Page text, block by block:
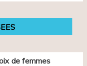
de femmes